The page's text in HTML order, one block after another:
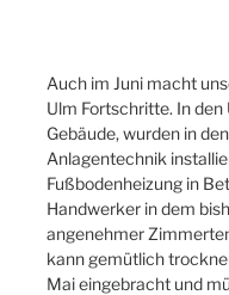
Auch im Juni macht
Ulm Fortschritte. In
Gebäude, wurden in
Anlagentechnik
Fußbodenheizung in
Handwerker in dem
angenehmer
kann gemütlich
Mai eingebracht und